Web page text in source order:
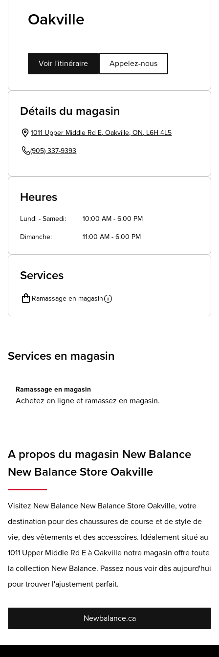
Oakville
Voir l'itinéraire Appelez-nous
Détails du magasin
1011 Upper Middle Rd E, Oakville, ON , L6H 4L5
(905) 337-9393
Heures
Lundi - Samedi 10:00 AM - 6:00 PM
Dimanche 11:00 AM - 6:00 PM
Services
Ramassage en magasin
Services en magasin
Ramassage en magasin
Achetez en ligne et ramassez en magasin.
A propos du magasin New Balance
New Balance Store Oakville
Visitez New Balance New Balance Store Oakville, votre
destination pour des chaussures de course et de style de
vie, des vêtements et des accessoires. Idéalement situé au
1011 Upper Middle Rd E à Oakville notre magasin offre toute
la collection New Balance. Passez nous voir dès aujourd'hui
pour trouver l'ajustement parfait.
Newbalance.ca